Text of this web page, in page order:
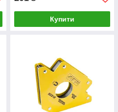
Купити